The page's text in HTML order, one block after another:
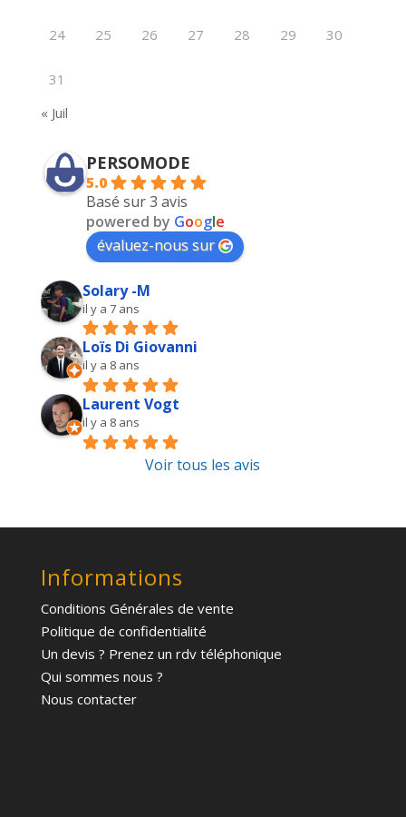
24 25 26 27 28 29 30
31
« Juil
PERSOMODE
5.0
Basé sur 3 avis
powered by Google
évaluez-nous sur
Solary -M
il y a 7 ans
Loïs Di Giovanni
il y a 8 ans
Laurent Vogt
il y a 8 ans
Voir tous les avis
Informations
Conditions Générales de vente
Politique de confidentialité
Un devis ? Prenez un rdv téléphonique
Qui sommes nous ?
Nous contacter